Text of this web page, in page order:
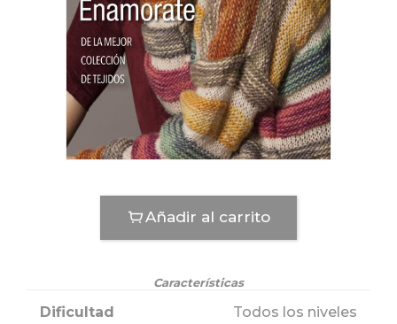
Añadir al carrito
Características
Dificultad Todos los niveles